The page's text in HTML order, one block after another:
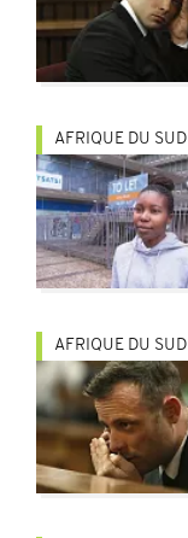
AFRIQUE DU SUD
AFRIQUE DU SUD